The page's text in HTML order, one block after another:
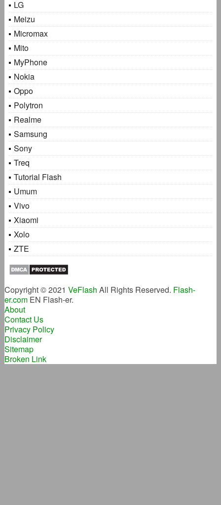
LG
Meizu
Micromax
Mito
MyPhone
Nokia
Oppo
Polytron
Realme
Samsung
Sony
Treq
Tutorial Flash
Umum
Vivo
Xiaomi
Xolo
ZTE
Copyright © 2021 VeFlash All Rights Reserved. Flash-
er.comEN Flash-er.
About
Contact Us
Privacy Policy
Disclaimer
Sitemap
Broken Link